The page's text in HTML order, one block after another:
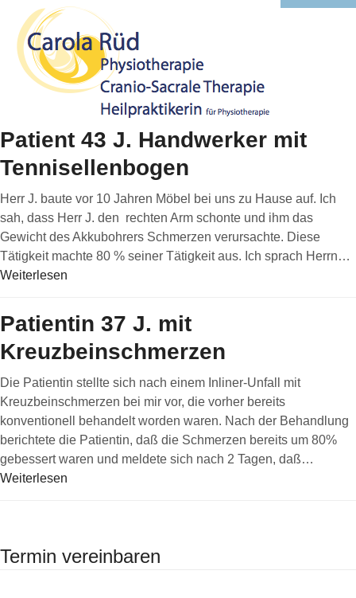
Open
mobile
menu
Close
mobile
menu
Patient 43 J. Handwerker mit
Tennisellenbogen
Herr J. baute vor 10 Jahren Möbel bei uns zu Hause auf. Ich
sah, dass Herr J. den rechten Arm schonte und ihm das
Gewicht des Akkubohrers Schmerzen verursachte. Diese
Tätigkeit machte 80 % seiner Tätigkeit aus. Ich sprach Herrn…
Weiterlesen
Patientin 37 J. mit
Kreuzbeinschmerzen
Die Patientin stellte sich nach einem Inliner-Unfall mit
Kreuzbeinschmerzen bei mir vor, die vorher bereits
konventionell behandelt worden waren. Nach der Behandlung
berichtete die Patientin, daß die Schmerzen bereits um 80%
gebessert waren und meldete sich nach 2 Tagen, daß…
Weiterlesen
Termin vereinbaren